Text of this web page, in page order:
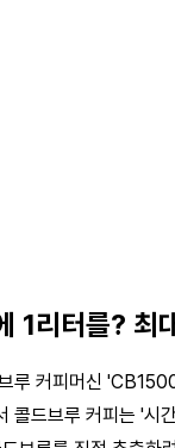
1리터를? 최
루 커피머신
콜드브루 커피는 '시